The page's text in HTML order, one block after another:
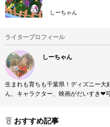
しーちゃん
ライタープロフィール
しーちゃん
生まれも育ちも千葉県！ディズニー大
ん、キャラクター、映画がだいすき❤︎
おすすめ記事